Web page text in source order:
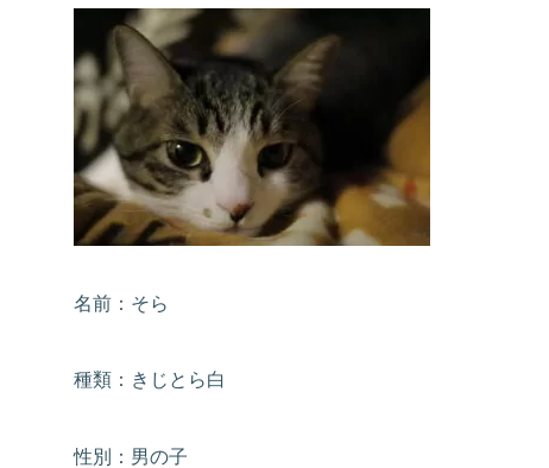
名前：そら
種類：きじとら白
性別：男の子